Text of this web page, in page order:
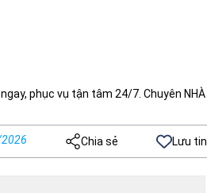
phục vụ tận tâm 24/7. Chuyên NHÀ
Chia sẻ Lưu tin